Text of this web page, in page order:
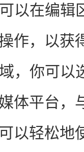
以在编
作，以获
，你可
体平台，
以轻松地